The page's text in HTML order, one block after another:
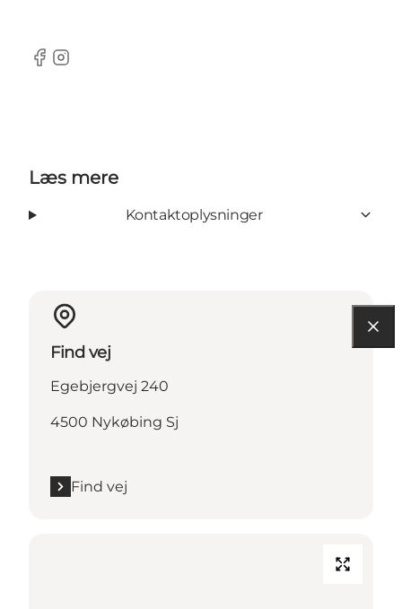
Facebook
Instagram
Læs mere
Kontaktoplysninger
Find vej
Egebjergvej 240
4500 Nykøbing Sj
Find vej